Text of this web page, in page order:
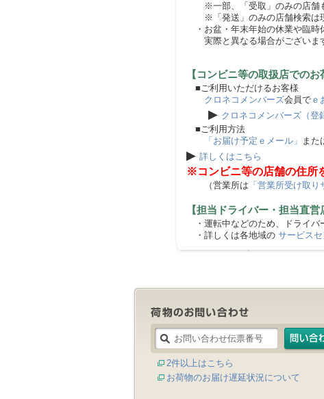
※一部、「受取」のみの店舗も
※「発送」のみの店舗検索は現
・お盆・年末年始の休業や臨時
実際と異なる場合がございま
【コンビニ等の取扱店での
■ご利用いただけるお客様
クロネコメンバーズ会員で ｅ
▶ クロネコメンバーズ（登
■ご利用方法
「お届け予定ｅメール」 また
▶ 詳しくはこちら
※コンビニ等の店舗の住所
（営業所は 「営業所受け取り
【担当ドライバー・担当直営
・運転中などのため、ドライバ
・詳しくは各地域の サービス
2件以上はこちら
お荷物のお届け遅延状況について